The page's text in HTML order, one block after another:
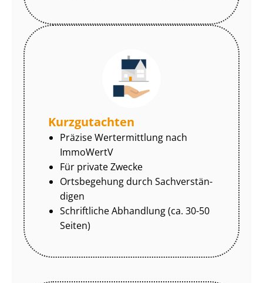
Kurzgutachten
Präzise Wertermittlung nach
ImmoWertV
Für private Zwecke
Ortsbegehung durch Sach­ver­stän­
di­gen
Schriftliche Abhandlung (ca. 30-50
Seiten)